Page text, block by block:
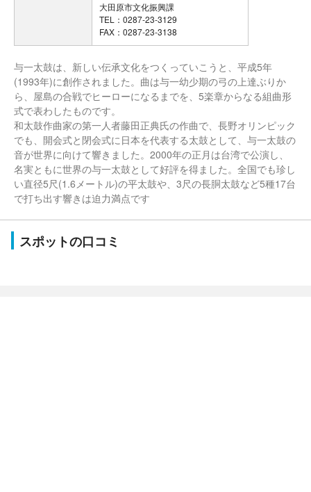
大田原市文化振興課
TEL：0287-23-3129
FAX：0287-23-3138
与一太鼓は、新しい伝承文化をつくっていこうと、平成5年
(1993年)に創作されました。曲は与一幼少期の弓の上達ぶりか
ら、屋島の合戦でヒーローになるまでを、5楽章からなる組曲形
式で表わしたものです。
和太鼓作曲家の第一人者藤田正典氏の作曲で、長野オリンピック
でも、開会式と閉会式に日本を代表する太鼓として、与一太鼓の
音が世界に向けて響きました。2000年の正月は台湾で公演し、
名実ともに世界の与一太鼓として好評を得ました。全国でも珍し
い直径5尺(1.6メートル)の平太鼓や、3尺の長胴太鼓など5種17台
で打ち出す響きは迫力満点です
スポットの口コミ